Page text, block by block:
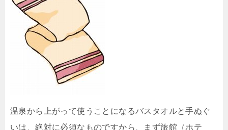
温泉から上がって使うことになるバスタオルと手ぬぐ
いは、絶対に必須なものですから、まず旅館（ホテ